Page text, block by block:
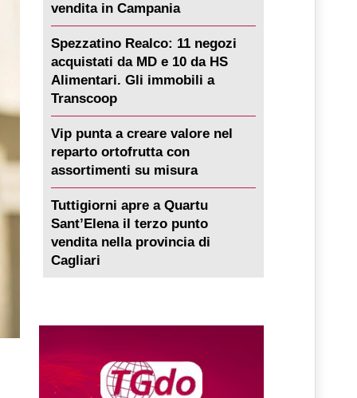
vendita in Campania
Spezzatino Realco: 11 negozi
acquistati da MD e 10 da HS
Alimentari. Gli immobili a
Transcoop
Vip punta a creare valore nel
reparto ortofrutta con
assortimenti su misura
Tuttigiorni apre a Quartu
Sant’Elena il terzo punto
vendita nella provincia di
Cagliari